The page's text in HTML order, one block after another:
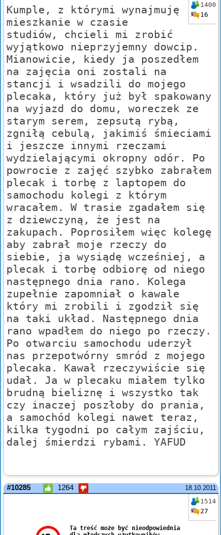
1400
16
Kumple, z którymi wynajmuję
mieszkanie w czasie
studiów, chcieli mi zrobić
wyjątkowo nieprzyjemny dowcip.
Mianowicie, kiedy ja poszedłem
na zajęcia oni zostali na
stancji i wsadzili do mojego
plecaka, który już był spakowany
na wyjazd do domu, woreczek ze
starym serem, zepsutą rybą,
zgniłą cebulą, jakimiś śmieciami
i jeszcze innymi rzeczami
wydzielającymi okropny odór. Po
powrocie z zajęć szybko zabrałem
plecak i torbę z laptopem do
samochodu kolegi z którym
wracałem. W trasie zgadałem się
z dziewczyną, że jest na
zakupach. Poprosiłem więc kolegę
aby zabrał moje rzeczy do
siebie, ja wysiądę wcześniej, a
plecak i torbę odbiorę od niego
następnego dnia rano. Kolega
zupełnie zapomniał o kawale
który mi zrobili i zgodził się
na taki układ. Następnego dnia
rano wpadłem do niego po rzeczy.
Po otwarciu samochodu uderzył
nas przepotwórny smród z mojego
plecaka. Kawał rzeczywiście się
udał. Ja w plecaku miałem tylko
brudną bieliznę i wszystko tak
czy inaczej poszłoby do prania,
a samochód kolegi nawet teraz,
kilka tygodni po całym zajściu,
dalej śmierdzi rybami. YAFUD
18.10.2011
#10285 1264
1514
27